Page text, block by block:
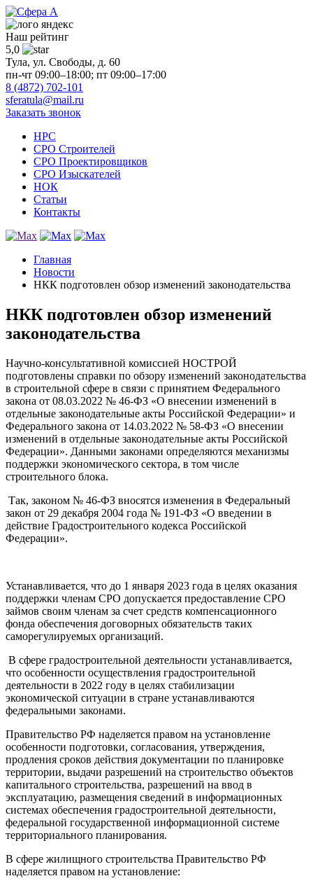
Наш рейтинг
5,0
Тула, ул. Свободы, д. 60
пн-чт 09:00–18:00; пт 09:00–17:00
8 (4872) 702-101
sferatula@mail.ru
Заказать звонок
НРС
СРО Строителей
СРО Проектировщиков
СРО Изыскателей
НОК
Статьи
Контакты
Главная
Новости
НКК подготовлен обзор изменений законодательства
НКК подготовлен обзор изменений
законодательства
Научно-консультативной комиссией НОСТРОЙ
подготовлены справки по обзору изменений законодательства
в строительной сфере в связи с принятием Федерального
закона от 08.03.2022 № 46-ФЗ «О внесении изменений в
отдельные законодательные акты Российской Федерации» и
Федерального закона от 14.03.2022 № 58-ФЗ «О внесении
изменений в отдельные законодательные акты Российской
Федерации». Данными законами определяются механизмы
поддержки экономического сектора, в том числе
строительного блока.
Так, законом № 46-ФЗ вносятся изменения в Федеральный
закон от 29 декабря 2004 года № 191-ФЗ «О введении в
действие Градостроительного кодекса Российской
Федерации».
Устанавливается, что до 1 января 2023 года в целях оказания
поддержки членам СРО допускается предоставление СРО
займов своим членам за счет средств компенсационного
фонда обеспечения договорных обязательств таких
саморегулируемых организаций.
В сфере градостроительной деятельности устанавливается,
что особенности осуществления градостроительной
деятельности в 2022 году в целях стабилизации
экономической ситуации в стране устанавливаются
федеральными законами.
Правительство РФ наделяется правом на установление
особенности подготовки, согласования, утверждения,
продления сроков действия документации по планировке
территории, выдачи разрешений на строительство объектов
капитального строительства, разрешений на ввод в
эксплуатацию, размещения сведений в информационных
системах обеспечения градостроительной деятельности,
федеральной государственной информационной системе
территориального планирования.
В сфере жилищного строительства Правительство РФ
наделяется правом на установление: